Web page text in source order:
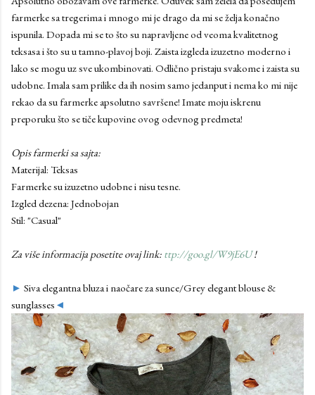
farmerke sa tregerima i mnogo mi je drago da mi se želja konačno
ispunila. Dopada mi se to što su napravljene od veoma kvalitetnog
teksasa i što su u tamno-plavoj boji. Zaista izgleda izuzetno moderno i
lako se mogu uz sve ukombinovati. Odlično pristaju svakome i zaista su
udobne. Imala sam prilike da ih nosim samo jedanput i nema ko mi nije
rekao da su farmerke apsolutno savršene! Imate moju iskrenu
preporuku što se tiče kupovine ovog odevnog predmeta!
Opis farmerki sa sajta:
Materijal: Teksas
Farmerke su izuzetno udobne i nisu tesne.
Izgled dezena: Jednobojan
Stil: "Casual"
Za više informacija posetite ovaj link: ttp://goo.gl/W9jE6U!
► Siva elegantna bluza i naočare za sunce/Grey elegant blouse &
sunglasses ◄